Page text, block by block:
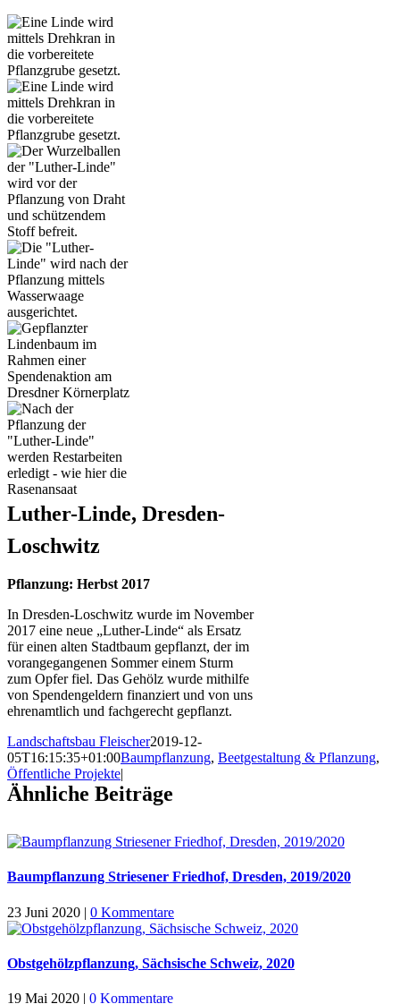
Luther-Linde, Dresden-
Loschwitz
Pflanzung: Herbst 2017
In Dresden-Loschwitz wurde im November
2017 eine neue „Luther-Linde“ als Ersatz
für einen alten Stadtbaum gepflanzt, der im
vorangegangenen Sommer einem Sturm
zum Opfer fiel. Das Gehölz wurde mithilfe
von Spendengeldern finanziert und von uns
ehrenamtlich und fachgerecht gepflanzt.
Landschaftsbau Fleischer2019-12-
05T16:15:35+01:00Baumpflanzung, Beetgestaltung & Pflanzung,
Öffentliche Projekte|
Ähnliche Beiträge
Baumpflanzung Striesener Friedhof, Dresden, 2019/2020
23 Juni 2020 | 0 Kommentare
Obstgehölzpflanzung, Sächsische Schweiz, 2020
19 Mai 2020 | 0 Kommentare